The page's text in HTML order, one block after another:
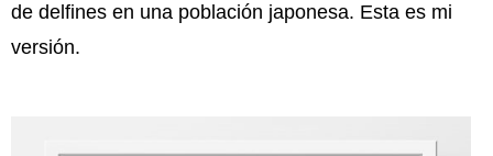
de delfines en una población japonesa. Esta es mi
versión.